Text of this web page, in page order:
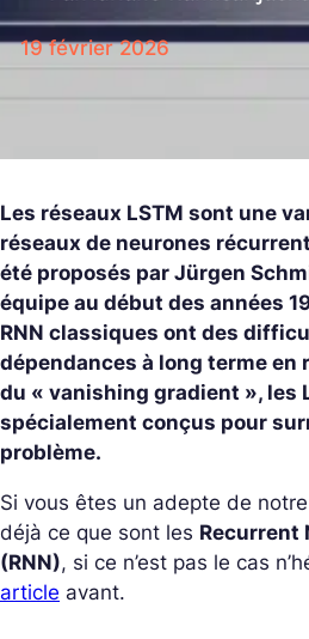
19 février 2026
Les réseaux LSTM sont une
réseaux de neurones
été proposés par Jürgen
équipe au début des années
RNN classiques ont des
dépendances à long terme en
du « vanishing gradient », les
spécialement conçus pour
problème.
Si vous êtes un adepte de
déjà ce que sont les Recurrent
(RNN), si ce n’est pas le cas
article avant.